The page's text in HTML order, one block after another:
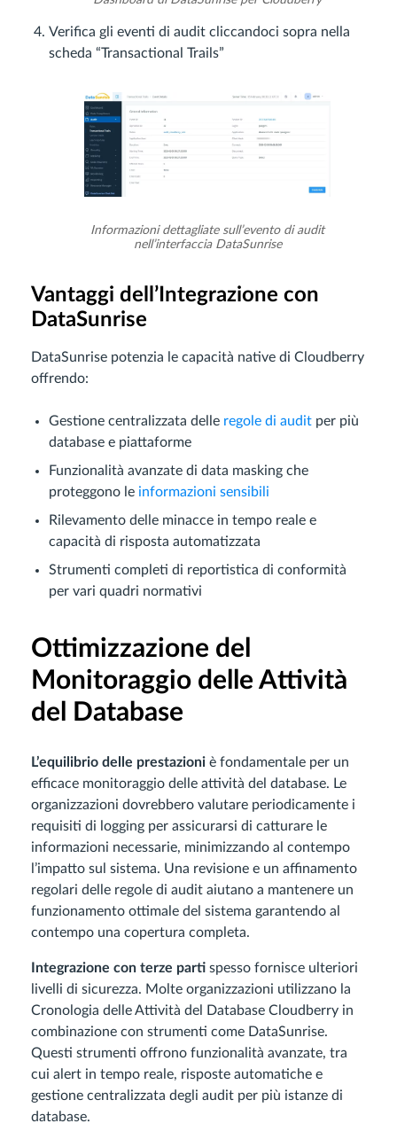
Verifica gli eventi di audit cliccandoci sopra nella
scheda “Transactional Trails”
Informazioni dettagliate sull’evento di audit
nell’interfaccia DataSunrise
Vantaggi dell’Integrazione con
DataSunrise
DataSunrise potenzia le capacità native di Cloudberry
offrendo:
Gestione centralizzata delle regole di audit per più
database e piattaforme
Funzionalità avanzate di data masking che
proteggono le informazioni sensibili
Rilevamento delle minacce in tempo reale e
capacità di risposta automatizzata
Strumenti completi di reportistica di conformità
per vari quadri normativi
Ottimizzazione del
Monitoraggio delle Attività
del Database
L’equilibrio delle prestazioni è fondamentale per un
efficace monitoraggio delle attività del database. Le
organizzazioni dovrebbero valutare periodicamente i
requisiti di logging per assicurarsi di catturare le
informazioni necessarie, minimizzando al contempo
l’impatto sul sistema. Una revisione e un affinamento
regolari delle regole di audit aiutano a mantenere un
funzionamento ottimale del sistema garantendo al
contempo una copertura completa.
Integrazione con terze parti spesso fornisce ulteriori
livelli di sicurezza. Molte organizzazioni utilizzano la
Cronologia delle Attività del Database Cloudberry in
combinazione con strumenti come DataSunrise.
Questi strumenti offrono funzionalità avanzate, tra
cui alert in tempo reale, risposte automatiche e
gestione centralizzata degli audit per più istanze di
database.